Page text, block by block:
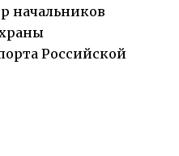
начальников
Российской